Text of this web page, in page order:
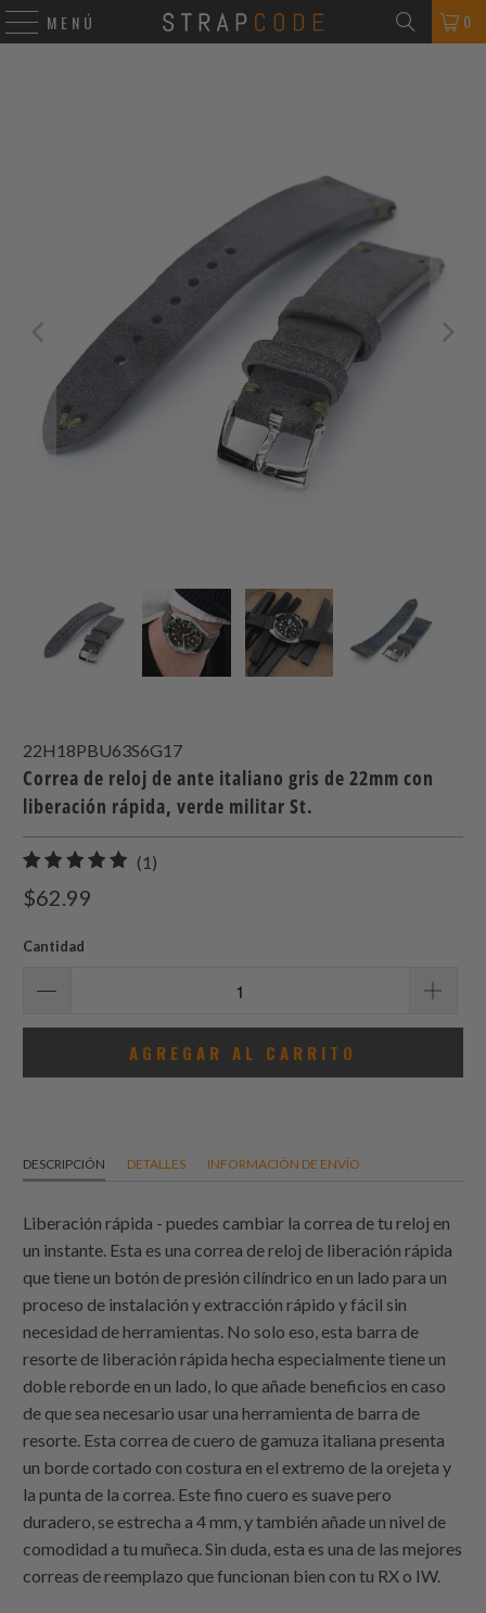
MENÚ 0
22H18PBU63S6G17
Correa de reloj de ante italiano gris de 22mm con
liberación rápida, verde militar St.
(1)
$62.99
Cantidad
AGREGAR AL CARRITO
DESCRIPCIÓN DETALLES INFORMACIÓN DE ENVÍO
Liberación rápida - puedes cambiar la correa de tu reloj en
un instante. Esta es una correa de reloj de liberación rápida
que tiene un botón de presión cilíndrico en un lado para un
proceso de instalación y extracción rápido y fácil sin
necesidad de herramientas. No solo eso, esta barra de
resorte de liberación rápida hecha especialmente tiene un
doble reborde en un lado, lo que añade beneficios en caso
de que sea necesario usar una herramienta de barra de
resorte. Esta correa de cuero de gamuza italiana presenta
un borde cortado con costura en el extremo de la orejeta y
la punta de la correa. Este fino cuero es suave pero
duradero, se estrecha a 4 mm, y también añade un nivel de
comodidad a tu muñeca. Sin duda, esta es una de las mejores
correas de reemplazo que funcionan bien con tu RX o IW.